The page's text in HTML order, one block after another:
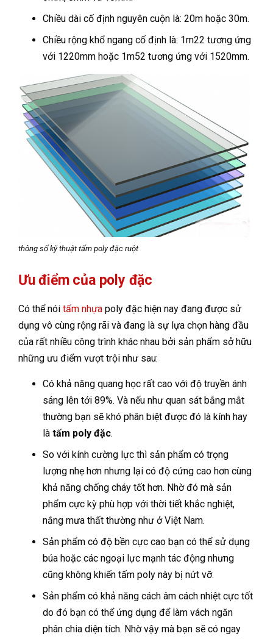
Chiều dài cố định nguyên cuộn là: 20m hoặc 30m.
Chiều rộng khổ ngang cố định là: 1m22 tương ứng
với 1220mm hoặc 1m52 tương ứng với 1520mm.
thông số kỹ thuật tấm poly đặc ruột
Ưu điểm của poly đặc
Có thể nói tấm nhựa poly đặc hiện nay đang được sử
dụng vô cùng rộng rãi và đang là sự lựa chọn hàng đầu
của rất nhiều công trình khác nhau bởi sản phẩm sở hữu
những ưu điểm vượt trội như sau:
Có khả năng quang học rất cao với độ truyền ánh
sáng lên tới 89%. Và nếu như quan sát bằng mắt
thường bạn sẽ khó phân biệt được đó là kính hay
là tấm poly đặc.
So với kính cường lực thì sản phẩm có trọng
lượng nhẹ hơn nhưng lại có độ cứng cao hơn cùng
khả năng chống cháy tốt hơn. Nhờ đó mà sản
phẩm cực kỳ phù hợp với thời tiết khắc nghiệt,
nắng mưa thất thường như ở Việt Nam.
Sản phẩm có độ bền cực cao bạn có thể sử dụng
búa hoặc các ngoại lực mạnh tác động nhưng
cũng không khiến tấm poly này bị nứt vỡ.
Sản phẩm có khả năng cách âm cách nhiệt cực tốt
do đó bạn có thể ứng dụng để làm vách ngăn
phân chia diện tích. Nhờ vậy mà bạn sẽ có ngay